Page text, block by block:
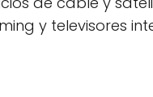
y televisores